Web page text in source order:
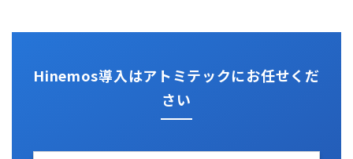
Hinemos導入はアトミテックにお任せくだ
さい